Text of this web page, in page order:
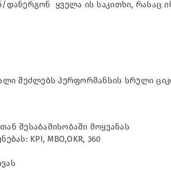
ყველა ის საკითხი, რასაც
შეძლებს პერფორმანსის სრული
შესაბამისობაში მოყვანას
KPI, MBO,OKR, 360